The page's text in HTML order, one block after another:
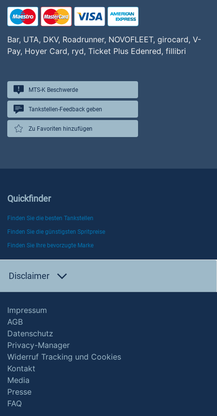
Bar, UTA, DKV, Roadrunner, NOVOFLEET, girocard, V-
Pay, Hoyer Card, ryd, Ticket Plus Edenred, fillibri
MTS-K Beschwerde
Tankstellen-Feedback geben
Zu Favoriten hinzufügen
Quickfinder
Finden Sie die besten Tankstellen
Finden Sie die günstigsten Spritpreise
Finden Sie Ihre bevorzugte Marke
Disclaimer
Impressum
AGB
Datenschutz
Privacy-Manager
Widerruf Tracking und Cookies
Kontakt
Media
Presse
FAQ